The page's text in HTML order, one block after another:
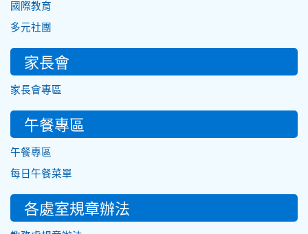
國際教育
多元社團
家長會
家長會專區
午餐專區
午餐專區
每日午餐菜單
各處室規章辦法